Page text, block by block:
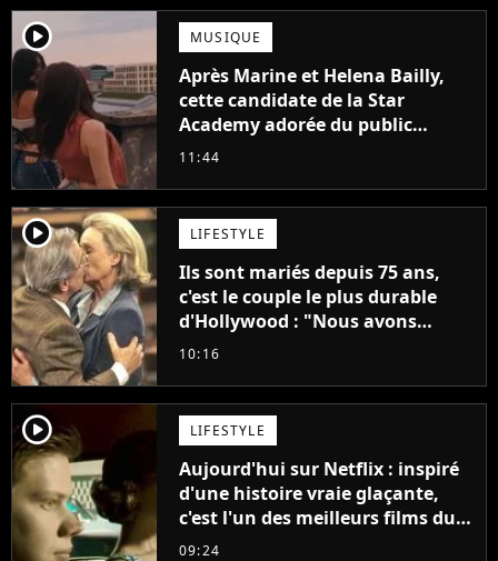
player2 MUSIQUE
Après Marine et Helena Bailly,
cette candidate de la Star
Academy adorée du public
annonce son premier album,
11:44
player2 LIFESTYLE
Ils sont mariés depuis 75 ans,
c'est le couple le plus durable
d'Hollywood : "Nous avons
avancé jour après jour, et les
décennies"
10:16
player2 LIFESTYLE
Aujourd'hui sur Netflix : inspiré
d'une histoire vraie glaçante,
c'est l'un des meilleurs films du
21ème siècle
09:24